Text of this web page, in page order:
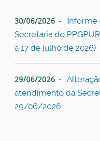
30/06/2026
Informe
Secretaria do
a 17 de julho de 2026)
29/06/2026
atendimento da
29/06/2026